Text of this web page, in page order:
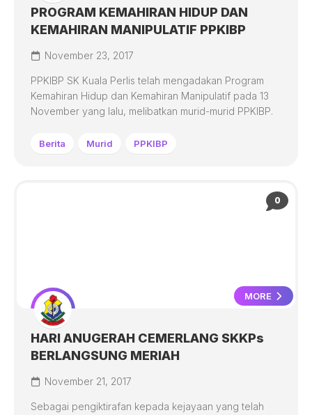
PROGRAM KEMAHIRAN HIDUP DAN
KEMAHIRAN MANIPULATIF PPKIBP
November 23, 2017
PPKIBP SK Kuala Perlis telah mengadakan Program
Kemahiran Hidup dan Kemahiran Manipulatif pada 13
November yang lalu, melibatkan murid-murid PPKIBP.
Berita Murid PPKIBP
0
MORE
HARI ANUGERAH CEMERLANG SKKPs
BERLANGSUNG MERIAH
November 21, 2017
Sebagai pengiktirafan kepada kejayaan yang telah